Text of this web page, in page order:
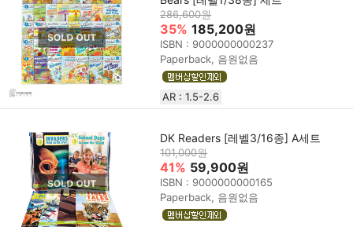
286,600원
35% 185,200원
ISBN : 9000000000237
Paperback, 음원없음
AR : 1.5-2.6
DK Readers [레벨3/16종] A세트
101,000원
41% 59,900원
ISBN : 9000000000165
Paperback, 음원없음